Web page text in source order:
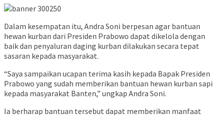
Dalam kesempatan itu, Andra Soni berpesan agar bantuan
hewan kurban dari Presiden Prabowo dapat dikelola dengan
baik dan penyaluran daging kurban dilakukan secara tepat
sasaran kepada masyarakat.
“Saya sampaikan ucapan terima kasih kepada Bapak Presiden
Prabowo yang sudah memberikan bantuan hewan kurban sapi
kepada masyarakat Banten,” ungkap Andra Soni.
Ia berharap bantuan tersebut dapat memberikan manfaat